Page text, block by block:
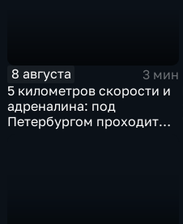
8 августа
3 мин
5 километров скорости и
адреналина: под
Петербургом проходит